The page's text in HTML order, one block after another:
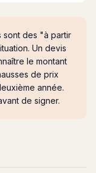
sont des "à partir
Un devis
le montant
de prix
année.
de signer.